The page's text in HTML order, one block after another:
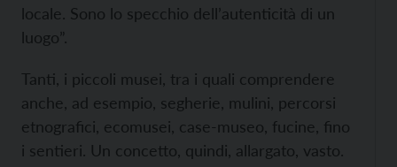
locale. Sono lo specchio dell’autenticità di un
luogo”.
Tanti, i piccoli musei, tra i quali comprendere
anche, ad esempio, segherie, mulini, percorsi
etnografici, ecomusei, case-museo, fucine, fino
i sentieri. Un concetto, quindi, allargato, vasto.